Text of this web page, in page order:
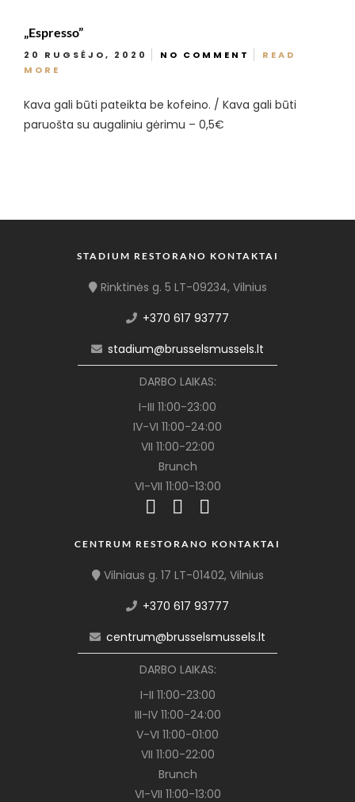
„Espresso”
20 RUGSĖJO, 2020 NO COMMENT
READ
MORE
Kava gali būti pateikta be kofeino. / Kava gali būti
paruošta su augaliniu gėrimu – 0,5€
STADIUM RESTORANO KONTAKTAI
Rinktinės g. 5 LT-09234, Vilnius
+370 617 93777
stadium@brusselsmussels.lt
DARBO LAIKAS:
I-III 11:00-23:00
IV-VI 11:00-24:00
VII 11:00-22:00
Brunch
VI-VII 11:00-13:00
CENTRUM RESTORANO KONTAKTAI
Vilniaus g. 17 LT-01402, Vilnius
+370 617 93777
centrum@brusselsmussels.lt
DARBO LAIKAS:
I-II 11:00-23:00
III-IV 11:00-24:00
V-VI 11:00-01:00
VII 11:00-22:00
Brunch
VI-VII 11:00-13:00